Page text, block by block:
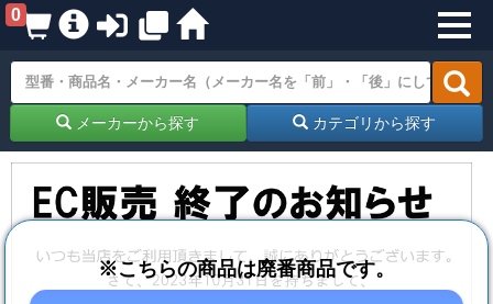
0
メーカーから探す カテゴリから探す
※こちらの商品は廃番商品です。